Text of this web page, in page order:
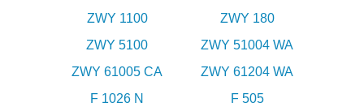
ZWY 1100
ZWY 180
ZWY 5100
ZWY 51004 WA
ZWY 61005 CA
ZWY 61204 WA
F 1026 N
F 505